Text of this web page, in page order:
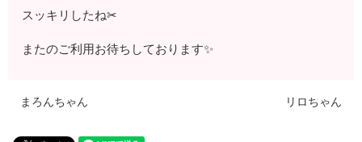
スッキリしたね✂
またのご利用お待ちしております✨
まろんちゃん リロちゃん